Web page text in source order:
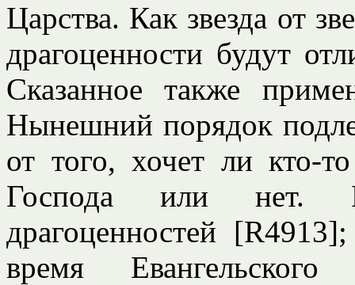
Царства. Как звезда от
драгоценности будут
Сказанное также
Нынешний порядок
от того, хочет ли кто-
Господа или нет.
драгоценностей
время